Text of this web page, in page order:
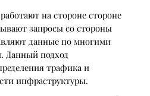
на стороне стороне
запросы со стороны
данные по многими
Данный подход
трафика и
инфраструктуры.